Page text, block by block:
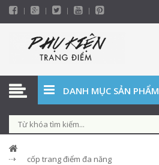
DANH MỤC SẢN PHẨM
cốp trang điểm đa năng